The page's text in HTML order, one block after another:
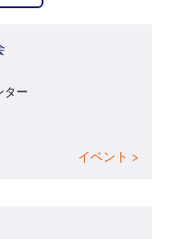
ター
イベント >